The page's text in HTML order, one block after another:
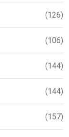
(126)
(106)
(144)
(144)
(157)